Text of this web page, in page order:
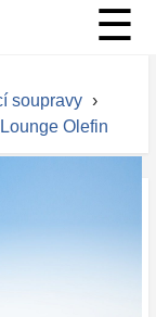
☰
soupravy ›
Olefin